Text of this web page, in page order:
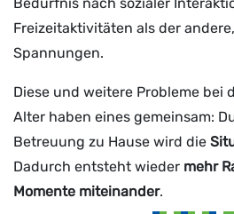
Freizeitaktivitäten als der
Spannungen.
Diese und weitere Probleme bei
Alter haben eines gemeinsam:
Betreuung zu Hause wird die
Dadurch entsteht wieder mehr
Momente miteinander.